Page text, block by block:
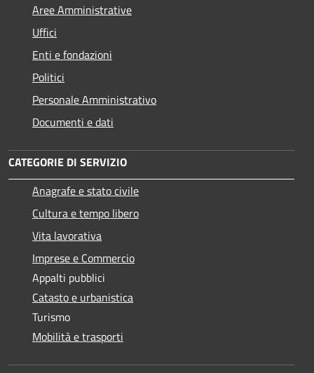
Aree Amministrative
Uffici
Enti e fondazioni
Politici
Personale Amministrativo
Documenti e dati
CATEGORIE DI SERVIZIO
Anagrafe e stato civile
Cultura e tempo libero
Vita lavorativa
Imprese e Commercio
Appalti pubblici
Catasto e urbanistica
Turismo
Mobilità e trasporti